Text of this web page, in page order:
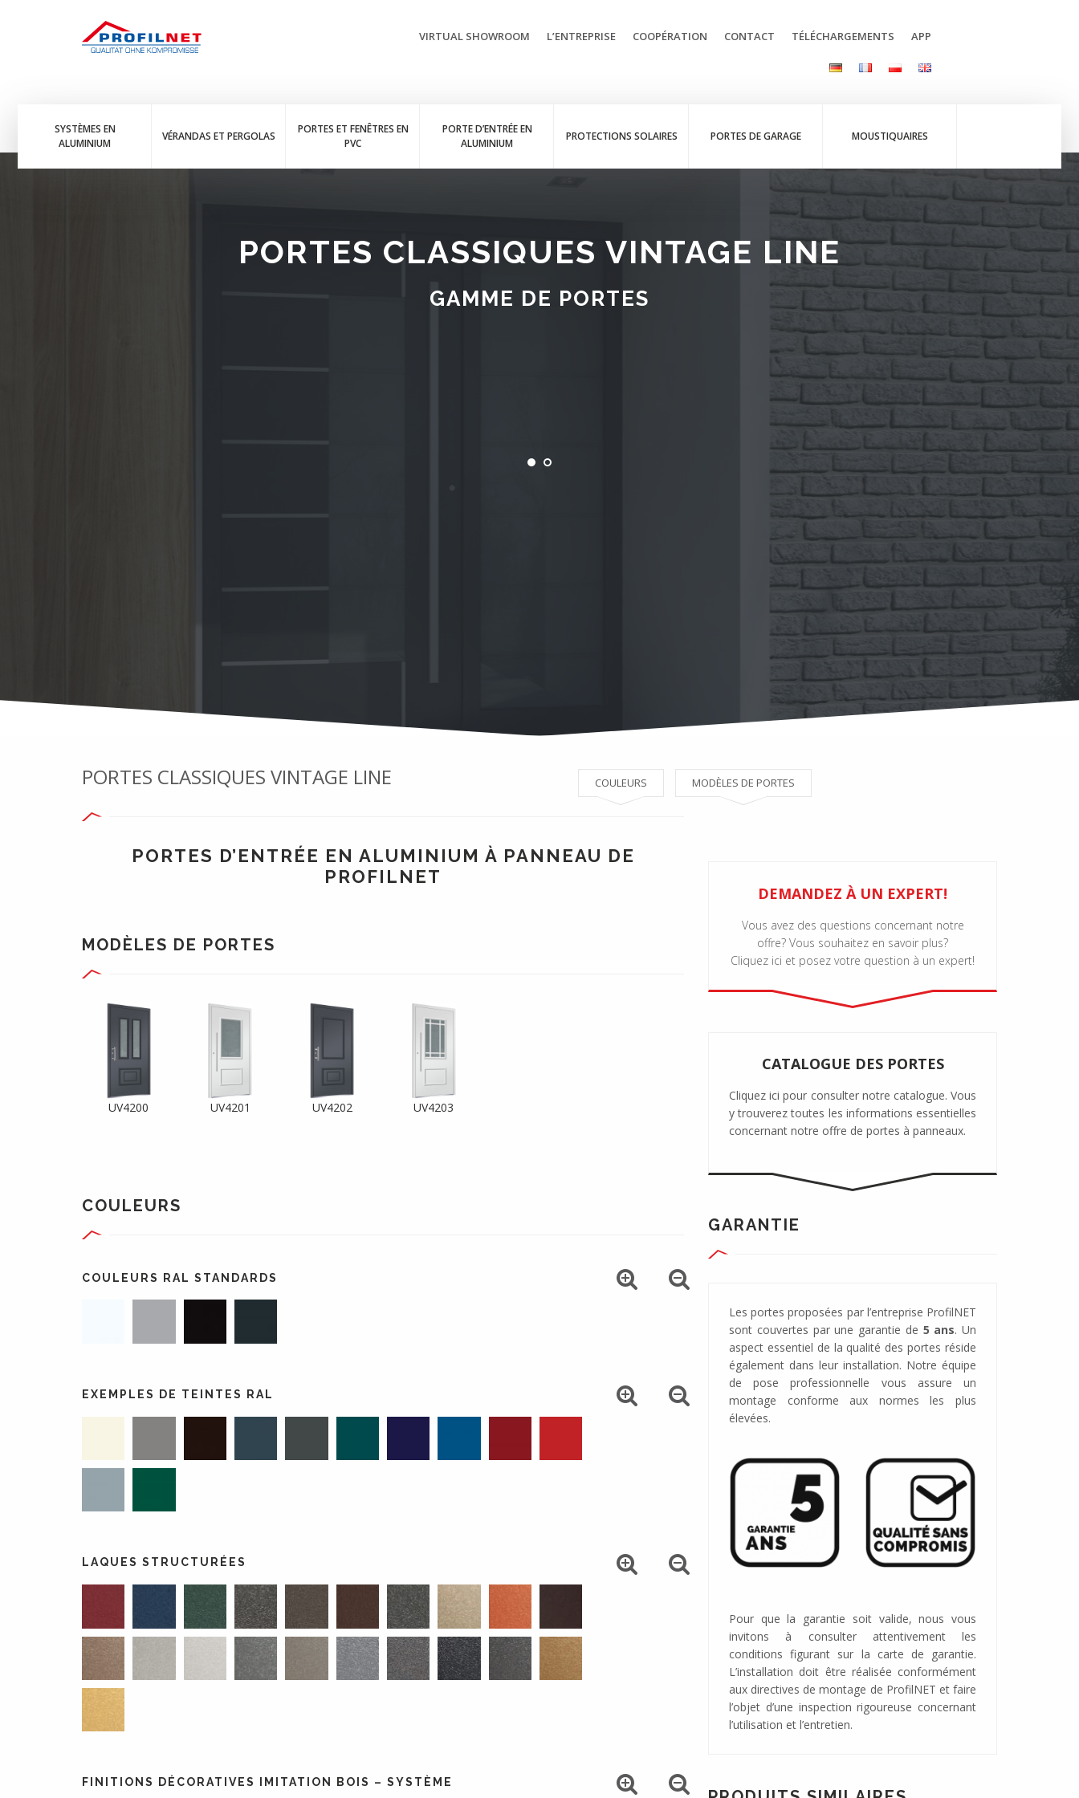
VIRTUAL SHOWROOM L’ENTREPRISE COOPÉRATION CONTACT TÉLÉCHARGEMENTS APP
SYSTÈMES EN
ALUMINIUM
VÉRANDAS ET PERGOLAS
PORTES ET FENÊTRES EN
PVC
PORTE D’ENTRÉE EN
ALUMINIUM
PROTECTIONS SOLAIRES PORTES DE GARAGE MOUSTIQUAIRES
PORTES CLASSIQUES VINTAGE LINE
GAMME DE PORTES
PORTES CLASSIQUES VINTAGE LINE COULEURS MODÈLES DE PORTES
PORTES D’ENTRÉE EN ALUMINIUM À PANNEAU DE
PROFILNET
MODÈLES DE PORTES
UV4200 UV4201 UV4202 UV4203
COULEURS
COULEURS RAL STANDARDS
EXEMPLES DE TEINTES RAL
LAQUES STRUCTURÉES
FINITIONS DÉCORATIVES IMITATION BOIS – SYSTÈME
DEMANDEZ À UN EXPERT!
Vous avez des questions concernant notre
offre? Vous souhaitez en savoir plus?
Cliquez ici et posez votre question à un expert!
CATALOGUE DES PORTES
Cliquez ici pour consulter notre catalogue. Vous
y trouverez toutes les informations essentielles
concernant notre offre de portes à panneaux.
GARANTIE
Les portes proposées par l’entreprise ProfilNET
sont couvertes par une garantie de 5 ans. Un
aspect essentiel de la qualité des portes réside
également dans leur installation. Notre équipe
de pose professionnelle vous assure un
montage conforme aux normes les plus
élevées.
Pour que la garantie soit valide, nous vous
invitons à consulter attentivement les
conditions figurant sur la carte de garantie.
L’installation doit être réalisée conformément
aux directives de montage de ProfilNET et faire
l’objet d’une inspection rigoureuse concernant
l’utilisation et l’entretien.